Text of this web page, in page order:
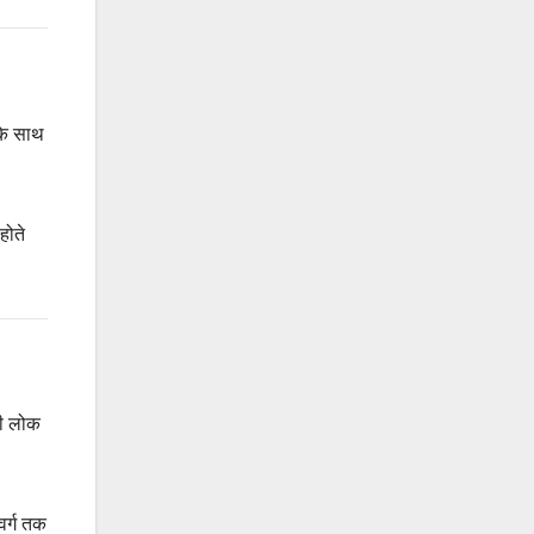
साथ
लोक
तक